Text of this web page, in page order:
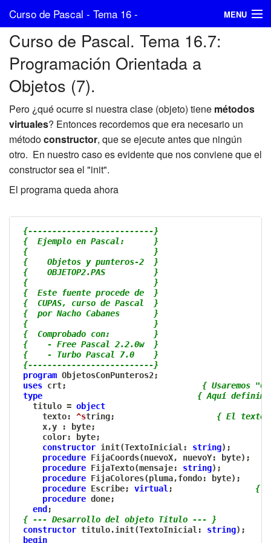
Curso de Pascal - Tema 16 -
Programación Orientada a Objetos (7)
MENU
Índice
Anterior
Posterior
NachoCabanes.com
Curso de Pascal. Tema 16.7:
Programación Orientada a
Objetos (7).
Pero ¿qué ocurre si nuestra clase (objeto) tiene métodos
virtuales? Entonces recordemos que era necesario un
métodoconstructor, que se ejecute antes que ningún
otro. En nuestro caso es evidente que nos conviene que el
constructor sea el "init".
El programa queda ahora
{--------------------------}
{  Ejemplo en Pascal:      }
{                          }
{    Objetos y punteros-2  }
{    OBJETOP2.PAS          }
{                          }
{  Este fuente procede de  }
{  CUPAS, curso de Pascal  }
{  por Nacho Cabanes       }
{                          }
{  Comprobado con:         }
{    - Free Pascal 2.2.0w  }
{    - Turbo Pascal 7.0    }
{--------------------------}
program ObjetosConPunteros2;
uses crt;
{ Usaremos
type
{ Aquí
   titulo
= object
     texto
: ^string;
{ El texto
     x
,y : byte;
     color
: byte;
constructor init(TextoInicial : string) ;
procedure FijaCoords(nuevoX, nuevoY: byte) ;
procedure FijaTexto(mensaje: string) ;
procedure FijaColores(pluma,fondo: byte) ;
procedure Escribe; virtual ;
{
procedure done;
end;
{ --- Desarrollo del objeto Titulo --- }
constructor titulo.init(TextoInicial : string) ;
begin